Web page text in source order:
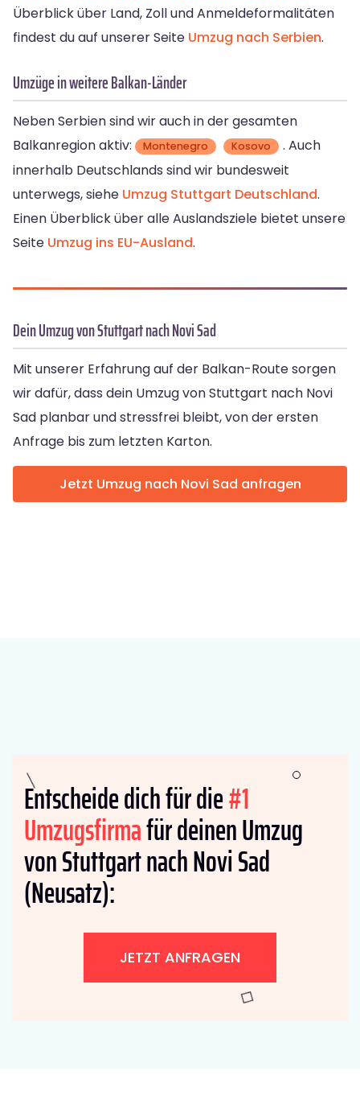
Überblick über Land, Zoll und Anmeldeformalitäten
findest du auf unserer Seite Umzug nach Serbien.
Umzüge in weitere Balkan-Länder
Neben Serbien sind wir auch in der gesamten
Balkanregion aktiv:
Montenegro Kosovo
. Auch
innerhalb Deutschlands sind wir bundesweit
unterwegs, siehe Umzug Stuttgart Deutschland.
Einen Überblick über alle Auslandsziele bietet unsere
Seite Umzug ins EU-Ausland.
Dein Umzug von Stuttgart nach Novi Sad
Mit unserer Erfahrung auf der Balkan-Route sorgen
wir dafür, dass dein Umzug von Stuttgart nach Novi
Sad planbar und stressfrei bleibt, von der ersten
Anfrage bis zum letzten Karton.
Jetzt Umzug nach Novi Sad anfragen
Entscheide dich für die#1
Umzugsfirmafür deinen Umzug
von Stuttgart nach Novi Sad
(Neusatz):
JETZT ANFRAGEN